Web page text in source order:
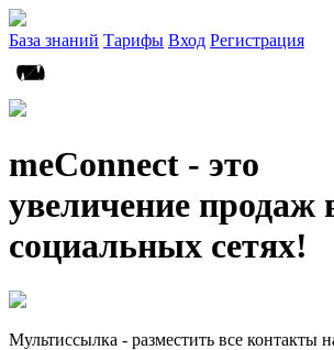
База знаний Тарифы Вход Регистрация
meConnect - это
увеличение продаж
социальных сетях!
Мультиссылка - разместить все контакты